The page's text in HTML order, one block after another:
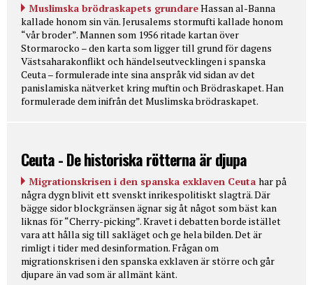
Muslimska brödraskapets grundareHassan al-Banna
kallade honom sin vän. Jerusalems stormufti kallade honom
“vår broder”. Mannen som 1956 ritade kartan över
Stormarocko – den karta som ligger till grund för dagens
Västsaharakonflikt och händelseutvecklingen i spanska
Ceuta – formulerade inte sina anspråk vid sidan av det
panislamiska nätverket kring muftin och Brödraskapet. Han
formulerade dem inifrån det Muslimska brödraskapet.
Ceuta - De historiska rötterna är djupa
Migrationskrisen i den spanska exklaven Ceuta har på
några dygn blivit ett svenskt inrikespolitiskt slagträ. Där
bägge sidor blockgränsen ägnar sig åt något som bäst kan
liknas för “Cherry-picking”. Kravet i debatten borde istället
vara att hålla sig till sakläget och ge hela bilden. Det är
rimligt i tider med desinformation. Frågan om
migrationskrisen i den spanska exklaven är större och går
djupare än vad som är allmänt känt.